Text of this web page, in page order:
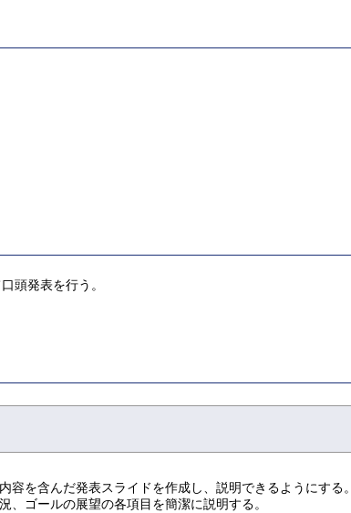
頭発表を行う。
容を含んだ発表スライドを作成し、説明できるようにする。
、ゴールの展望の各項目を簡潔に説明する。